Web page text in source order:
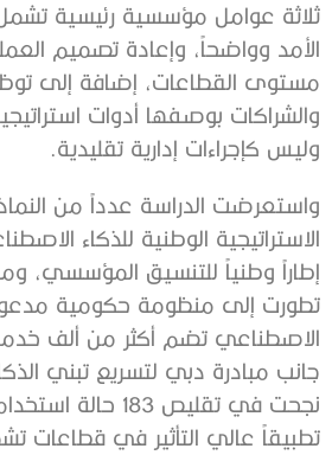
ثلاثة عوامل مؤسسية رئيسية تشمل
الأمد وواضحاً، وإعادة تصميم
مستوى القطاعات، إضافة إلى
والشراكات بوصفها أدوات
وليس كإجراءات إدارية تقليدية.
واستعرضت الدراسة عدداً من
إطاراً وطنياً للتنسيق المؤسسي،
تطورت إلى منظومة حكومية
الاصطناعي تضم أكثر من ألف
جانب مبادرة دبي لتسريع تبني
تطبيقاً عالي التأثير في قطاعات